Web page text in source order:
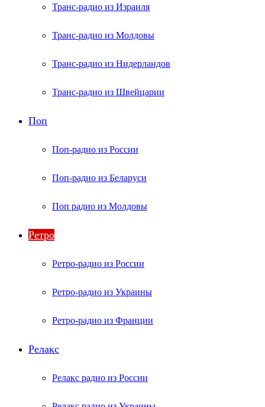
Транс-радио из Израиля
Транс-радио из Молдовы
Транс-радио из Нидерландов
Транс-радио из Швейцарии
Поп
Поп-радио из России
Поп-радио из Беларуси
Поп радио из Молдовы
Ретро
Ретро-радио из России
Ретро-радио из Украины
Ретро-радио из Франции
Релакс
Релакс радио из России